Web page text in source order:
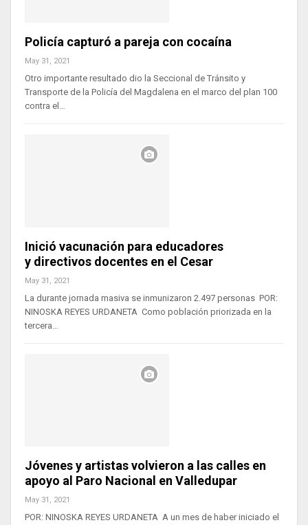
Policía capturó a pareja con cocaína
May 31, 2021
Otro importante resultado dio la Seccional de Tránsito y
Transporte de la Policía del Magdalena en el marco del plan 100
contra el…
Inició vacunación para educadores
y directivos docentes en el Cesar
May 31, 2021
La durante jornada masiva se inmunizaron 2.497 personas POR:
NINOSKA REYES URDANETA Como población priorizada en la
tercera…
Jóvenes y artistas volvieron a las calles en
apoyo al Paro Nacional en Valledupar
May 31, 2021
POR: NINOSKA REYES URDANETA A un mes de haber iniciado el